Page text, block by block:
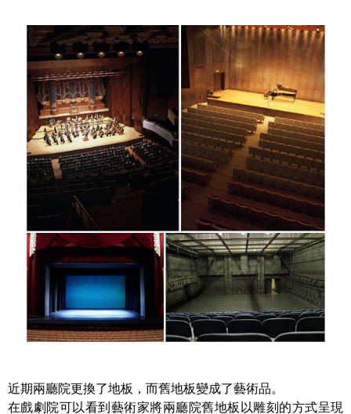
近期兩廳院更換了地板，而舊地板變成了藝術品。
在戲劇院可以看到藝術家將兩廳院舊地板以雕刻的方式呈現